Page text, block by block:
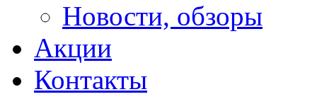
Новости, обзоры
Акции
Контакты